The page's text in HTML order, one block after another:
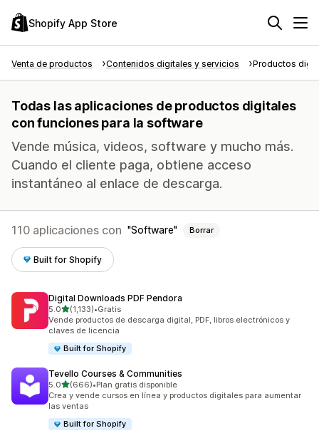
Shopify App Store
Venta de productos Contenidos digitales y servicios Productos
Todas las aplicaciones de productos digitales
con funciones para la software
Vende música, videos, software y mucho más.
Cuando el cliente paga, obtiene acceso
instantáneo al enlace de descarga.
110 aplicaciones con Software Borrar
Built for Shopify
Digital Downloads PDF Pendora
5.0de 5 estrellas
(1,133)
1133 reseñas en total
•Gratis
Vende productos de descarga digital, PDF, libros electrónicos y
claves de licencia
Built for Shopify
Tevello Courses & Communities
5.0de 5 estrellas
(666)
666 reseñas en total
•Plan gratis disponible
Crea y vende cursos en línea y productos digitales para aumentar
las ventas
Built for Shopify